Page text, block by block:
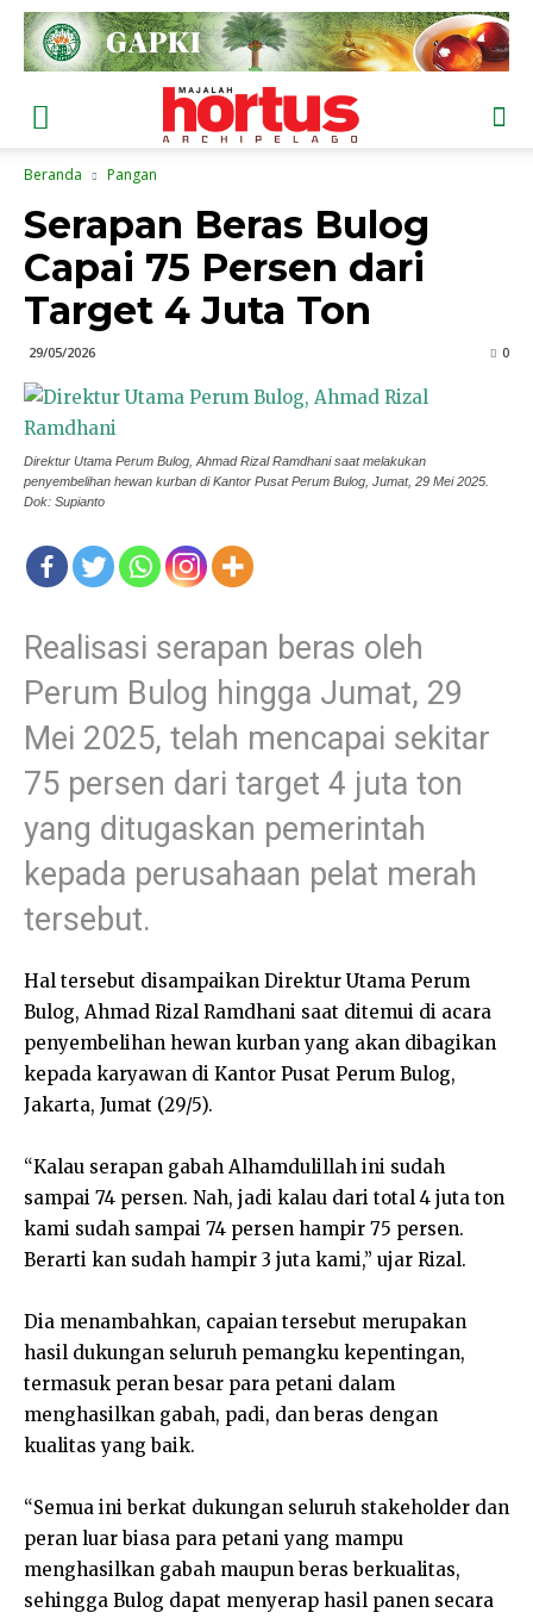
Beranda Pangan
Serapan Beras Bulog
Capai 75 Persen dari
Target 4 Juta Ton
29/05/2026 0
Direktur Utama Perum Bulog, Ahmad Rizal Ramdhani saat melakukan
penyembelihan hewan kurban di Kantor Pusat Perum Bulog, Jumat, 29 Mei 2025.
Dok: Supianto
Realisasi serapan beras oleh
Perum Bulog hingga Jumat, 29
Mei 2025, telah mencapai sekitar
75 persen dari target 4 juta ton
yang ditugaskan pemerintah
kepada perusahaan pelat merah
tersebut.
Hal tersebut disampaikan Direktur Utama Perum
Bulog, Ahmad Rizal Ramdhani saat ditemui di acara
penyembelihan hewan kurban yang akan dibagikan
kepada karyawan di Kantor Pusat Perum Bulog,
Jakarta, Jumat (29/5).
“Kalau serapan gabah Alhamdulillah ini sudah
sampai 74 persen. Nah, jadi kalau dari total 4 juta ton
kami sudah sampai 74 persen hampir 75 persen.
Berarti kan sudah hampir 3 juta kami,” ujar Rizal.
Dia menambahkan, capaian tersebut merupakan
hasil dukungan seluruh pemangku kepentingan,
termasuk peran besar para petani dalam
menghasilkan gabah, padi, dan beras dengan
kualitas yang baik.
“Semua ini berkat dukungan seluruh stakeholder dan
peran luar biasa para petani yang mampu
menghasilkan gabah maupun beras berkualitas,
sehingga Bulog dapat menyerap hasil panen secara